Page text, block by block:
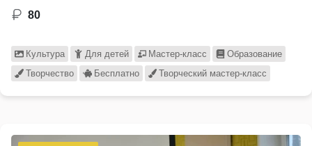
80
Культура Для детей Мастер-класс
Образование
Творчество
Бесплатно Творческий мастер-класс